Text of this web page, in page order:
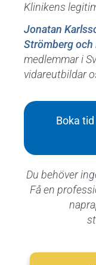
Klinikens
Jonatan
Strömberg och
medlemmar i
vidareutbildar
Boka
Du behöver
Få en